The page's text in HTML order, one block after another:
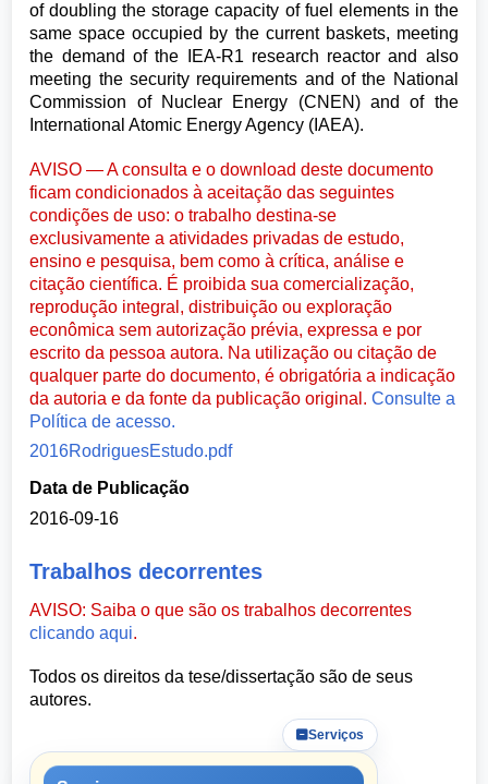
of doubling the storage capacity of fuel elements in the
same space occupied by the current baskets, meeting
the demand of the IEA-R1 research reactor and also
meeting the security requirements and of the National
Commission of Nuclear Energy (CNEN) and of the
International Atomic Energy Agency (IAEA).
AVISO — A consulta e o download deste documento
ficam condicionados à aceitação das seguintes
condições de uso: o trabalho destina-se
exclusivamente a atividades privadas de estudo,
ensino e pesquisa, bem como à crítica, análise e
citação científica. É proibida sua comercialização,
reprodução integral, distribuição ou exploração
econômica sem autorização prévia, expressa e por
escrito da pessoa autora. Na utilização ou citação de
qualquer parte do documento, é obrigatória a indicação
da autoria e da fonte da publicação original.Consulte a
Política de acesso.
2016RodriguesEstudo.pdf
Data de Publicação
2016-09-16
Trabalhos decorrentes
AVISO: Saiba o que são os trabalhos decorrentes
clicando aqui.
Todos os direitos da tese/dissertação são de seus
autores.
Serviços